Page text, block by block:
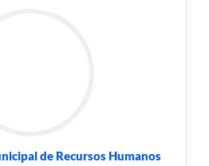
de Recursos Humanos